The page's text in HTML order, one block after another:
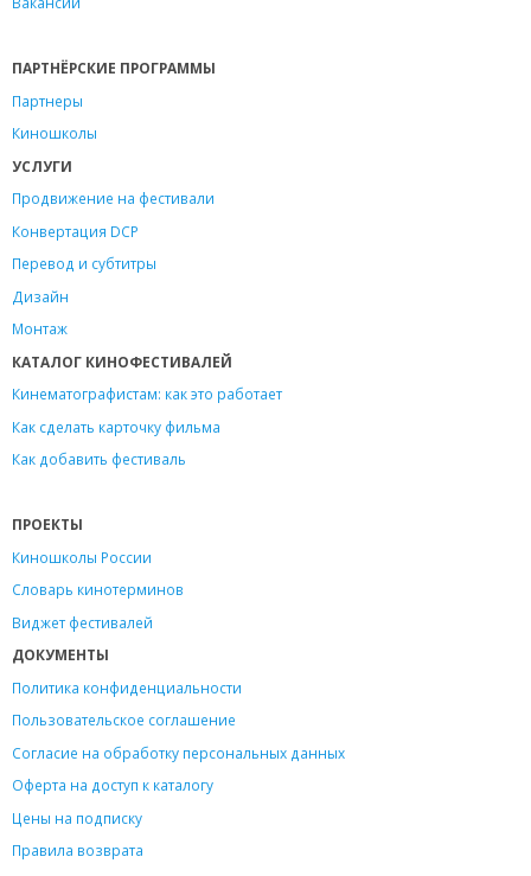
ПАРТНЁРСКИЕ ПРОГРАММЫ
Партнеры
Киношколы
УСЛУГИ
Продвижение на фестивали
Конвертация DCP
Перевод и субтитры
Дизайн
Монтаж
КАТАЛОГ КИНОФЕСТИВАЛЕЙ
Кинематографистам: как это работает
Как сделать карточку фильма
Как добавить фестиваль
ПРОЕКТЫ
Киношколы России
Словарь кинотерминов
Виджет фестивалей
ДОКУМЕНТЫ
Политика конфиденциальности
Пользовательское соглашение
Согласие на обработку персональных данных
Оферта на доступ к каталогу
Цены на подписку
Правила возврата